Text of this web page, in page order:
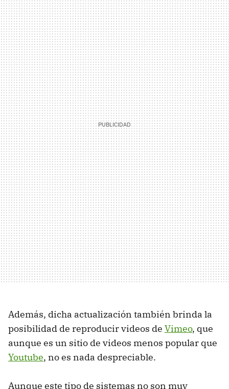
Además, dicha actualización también brinda la
posibilidad de reproducir videos de Vimeo, que
aunque es un sitio de videos menos popular que
Youtube, no es nada despreciable.
Aunque este tipo de sistemas no son muy